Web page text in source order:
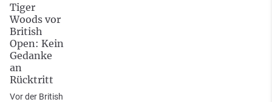
Tiger
Woods vor
British
Open: Kein
Gedanke
an
Rücktritt
Vor der British